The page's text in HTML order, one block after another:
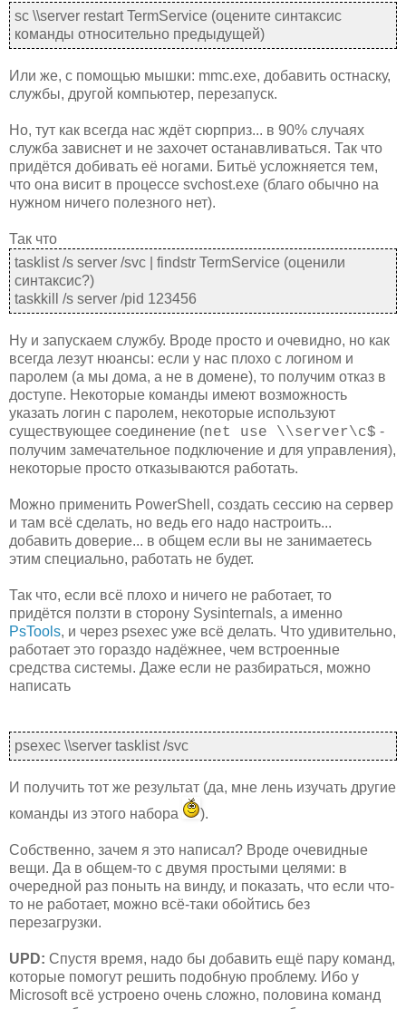
sc \\server restart TermService (оцените синтаксис
команды относительно предыдущей)
Или же, с помощью мышки: mmc.exe, добавить остнаску,
службы, другой компьютер, перезапуск.
Но, тут как всегда нас ждёт сюрприз... в 90% случаях
служба зависнет и не захочет останавливаться. Так что
придётся добивать её ногами. Битьё усложняется тем,
что она висит в процессе svchost.exe (благо обычно на
нужном ничего полезного нет).
Так что
tasklist /s server /svc | findstr TermService (оценили
синтаксис?)
taskkill /s server /pid 123456
Ну и запускаем службу. Вроде просто и очевидно, но как
всегда лезут нюансы: если у нас плохо с логином и
паролем (а мы дома, а не в домене), то получим отказ в
доступе. Некоторые команды имеют возможность
указать логин с паролем, некоторые используют
существующее соединение (net use \\server\c$ -
получим замечательное подключение и для управления),
некоторые просто отказываются работать.
Можно применить PowerShell, создать сессию на сервер
и там всё сделать, но ведь его надо настроить...
добавить доверие... в общем если вы не занимаетесь
этим специально, работать не будет.
Так что, если всё плохо и ничего не работает, то
придётся ползти в сторону Sysinternals, а именно
PsTools, и через psexec уже всё делать. Что удивительно,
работает это гораздо надёжнее, чем встроенные
средства системы. Даже если не разбираться, можно
написать
psexec \\server tasklist /svc
И получить тот же результат (да, мне лень изучать другие
команды из этого набора
).
Собственно, зачем я это написал? Вроде очевидные
вещи. Да в общем-то с двумя простыми целями: в
очередной раз поныть на винду, и показать, что если что-
то не работает, можно всё-таки обойтись без
перезагрузки.
UPD: Спустя время, надо бы добавить ещё пару команд,
которые помогут решить подобную проблему. Ибо у
Microsoft всё устроено очень сложно, половина команд